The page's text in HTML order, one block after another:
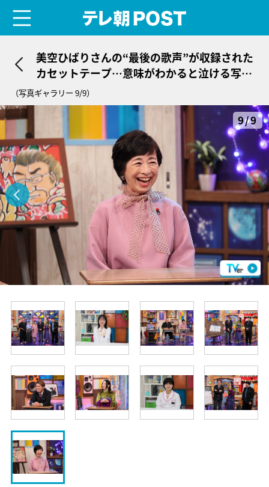
美空ひばりさんの“最後の歌声”が収録された
カセットテープ…意味がわかると泣ける写真
に感動
（写真ギャラリー 9/9）
9/9